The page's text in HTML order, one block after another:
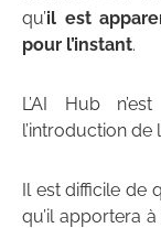
qu’il est
pour l’instant.
L’AI Hub
l’introduction de
Il est difficile de
qu’il apportera